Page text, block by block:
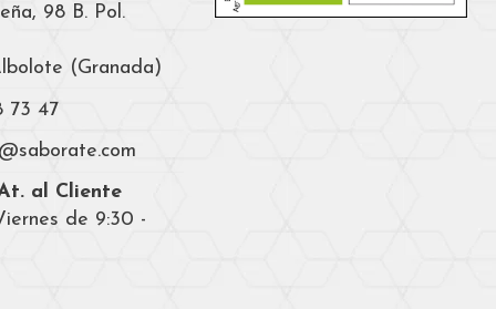
98 B. Pol.
(Granada)
73 47
al Cliente
de 9:30 -